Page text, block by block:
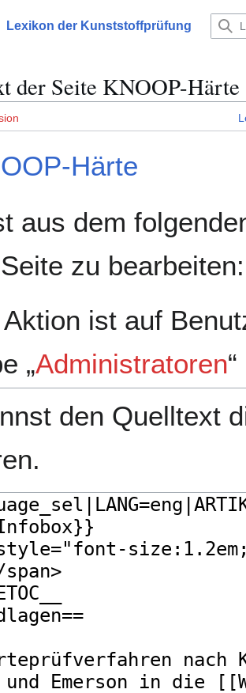
Lexikon der Kunststoffprüfung
der Seite KNOOP-Härte
Härte
aus dem
zu bearbeiten:
ist auf
„Administratoren
den Quelltext